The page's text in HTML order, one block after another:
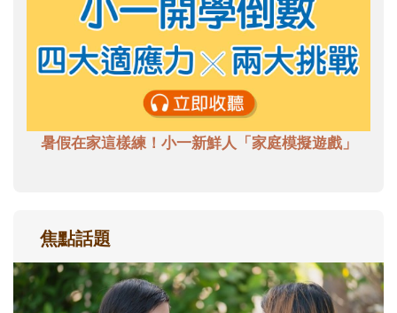
暑假在家這樣練！小一新鮮人「家庭模擬遊戲」
焦點話題